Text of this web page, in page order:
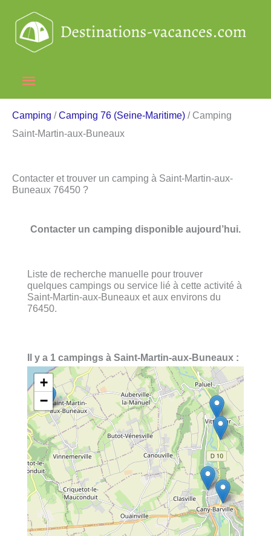
contenu
Menu
principal
Camping /Camping 76 (Seine-Maritime) / Camping
Saint-Martin-aux-Buneaux
Contacter et trouver un camping à Saint-Martin-aux-
Buneaux 76450 ?
Contacter un camping disponible aujourd’hui.
Liste de recherche manuelle pour trouver
quelques campings ou service lié à cette activité à
Saint-Martin-aux-Buneaux et aux environs du
76450.
Il y a 1 campings à Saint-Martin-aux-Buneaux :
+
−